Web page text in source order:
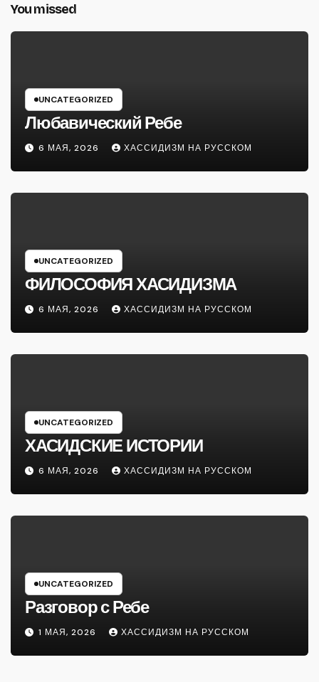
You missed
UNCATEGORIZED
Любавический Ребе
6 МАЯ, 2026 ХАССИДИЗМ НА РУССКОМ
UNCATEGORIZED
ФИЛОСОФИЯ ХАСИДИЗМА
6 МАЯ, 2026 ХАССИДИЗМ НА РУССКОМ
UNCATEGORIZED
ХАСИДСКИЕ ИСТОРИИ
6 МАЯ, 2026 ХАССИДИЗМ НА РУССКОМ
UNCATEGORIZED
Разговор с Ребе
1 МАЯ, 2026 ХАССИДИЗМ НА РУССКОМ